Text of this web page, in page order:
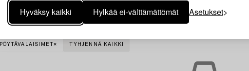
Hyväksy kaikki Hylkää ei-välttämättömät Asetukset
PÖYTÄVALAISIMET TYHJENNÄ KAIKKI